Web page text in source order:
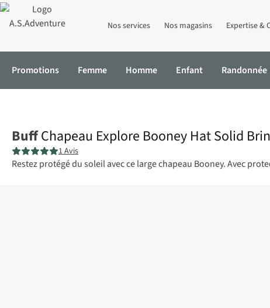
Nos services Nos magasins Expertise &
Promotions Femme Homme Enfant Randonnée
BuffChapeau Explore Booney Hat Solid
1 Avis
Restez protégé du soleil avec ce large chapeau Booney. Avec